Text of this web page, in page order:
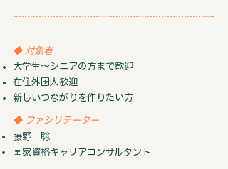
◆ 対象者
大学生〜シニアの方まで歓迎
在住外国人歓迎
​新しいつながりを作りたい方
◆ ファシリテーター
藤野 聡
国家資格キャリアコンサルタント